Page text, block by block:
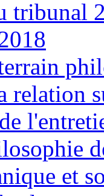
tribunal
relation
et